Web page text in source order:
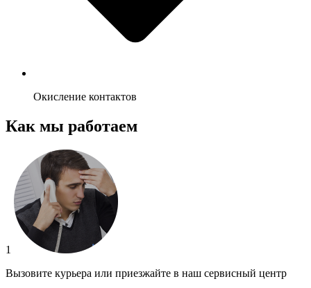
Окисление контактов
Как мы работаем
1
Вызовите курьера или приезжайте в наш сервисный центр